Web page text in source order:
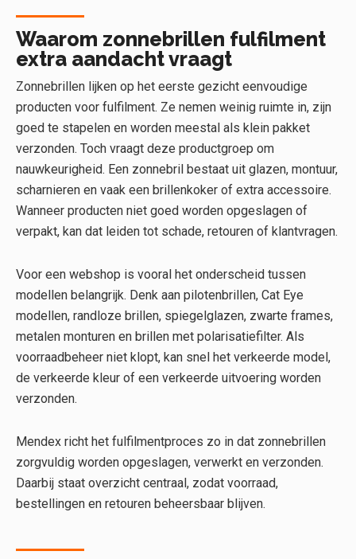
Waarom zonnebrillen fulfilment
extra aandacht vraagt
Zonnebrillen lijken op het eerste gezicht eenvoudige
producten voor fulfilment. Ze nemen weinig ruimte in, zijn
goed te stapelen en worden meestal als klein pakket
verzonden. Toch vraagt deze productgroep om
nauwkeurigheid. Een zonnebril bestaat uit glazen, montuur,
scharnieren en vaak een brillenkoker of extra accessoire.
Wanneer producten niet goed worden opgeslagen of
verpakt, kan dat leiden tot schade, retouren of klantvragen.
Voor een webshop is vooral het onderscheid tussen
modellen belangrijk. Denk aan pilotenbrillen, Cat Eye
modellen, randloze brillen, spiegelglazen, zwarte frames,
metalen monturen en brillen met polarisatiefilter. Als
voorraadbeheer niet klopt, kan snel het verkeerde model,
de verkeerde kleur of een verkeerde uitvoering worden
verzonden.
Mendex richt het fulfilmentproces zo in dat zonnebrillen
zorgvuldig worden opgeslagen, verwerkt en verzonden.
Daarbij staat overzicht centraal, zodat voorraad,
bestellingen en retouren beheersbaar blijven.